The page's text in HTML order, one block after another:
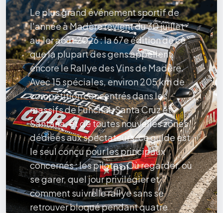
Le plus grand événement sportif de
l'année à Madère revient du 30 juillet
au 1er août 2026 : la 67e édition de ce
que la plupart des gens appellent
encore le Rallye des Vins de Madère.
Avec 15 spéciales, environ 205 km de
compétition concentrés dans les
massifs de Funchal, Santa Cruz et
Santana, et de toutes nouvelles zones
dédiées aux spectateurs, ce guide est
le seul conçu pour les principaux
concernés : les pilotes. Où regarder, où
se garer, quel jour privilégier et
comment suivre le rallye sans se
retrouver bloqué pendant quatre